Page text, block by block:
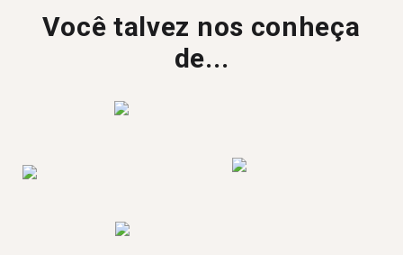
Você talvez nos conheça
de...